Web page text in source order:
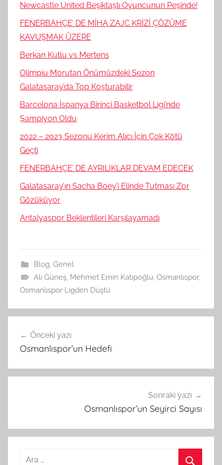
Newcastle United Beşiktaşlı Oyuncunun Peşinde!
FENERBAHÇE’ DE MİHA ZAJC KRİZİ ÇÖZÜME
KAVUŞMAK ÜZERE
Berkan Kutlu vs Mertens
Olimpiu Morutan Önümüzdeki Sezon
Galatasaray’da Top Koşturabilir
Barcelona İspanya Birinci Basketbol Ligi’nde
Şampiyon Oldu
2022 – 2023 Sezonu Kerim Alıcı İçin Çok Kötü
Geçti
FENERBAHÇE’ DE AYRILIKLAR DEVAM EDECEK
Galatasaray’ın Sacha Boey’i Elinde Tutması Zor
Gözüküyor
Antalyaspor Beklentileri Karşılayamadı
Blog, Genel
Ali Güneş, Mehmet Emin Katipoğlu, Osmanlıspor,
Osmanlıspor Ligden Düştü
gezinmesi
Önceki yazı
Osmanlıspor’un Hedefi
Sonraki yazı
Osmanlıspor’un Seyirci Sayısı
Arama: